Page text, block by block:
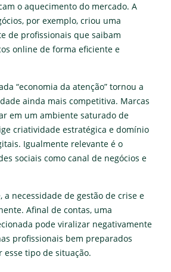
o aquecimento do mercado. A
por exemplo, criou uma
de profissionais que saibam
online de forma eficiente e
“economia da atenção” tornou a
ainda mais competitiva. Marcas
em um ambiente saturado de
criatividade estratégica e domínio
Igualmente relevante é o
sociais como canal de negócios e
a necessidade de gestão de crise e
Afinal de contas, uma
pode viralizar negativamente
profissionais bem preparados
esse tipo de situação.